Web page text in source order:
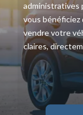
administratives
vous bénéficiez
vendre votre
claires,